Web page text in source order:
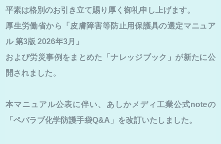
品質と設備
リクルート
お問合せ/よくある質問
平素は格別のお引き立て賜り厚く御礼申し上げます。
厚生労働省から「皮膚障害等防止用保護具の選定マニュア
ル 第3版 2026年3月」
および労災事例をまとめた「ナレッジブック」が新たに公
開されました。
本マニュアル公表に伴い、あしかメディ工業公式noteの
「ペバラブ化学防護手袋Q&A」を改訂いたしました。